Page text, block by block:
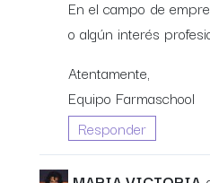
En el campo de
o algún interés
Atentamente,
Equipo Farmaschool
Responder